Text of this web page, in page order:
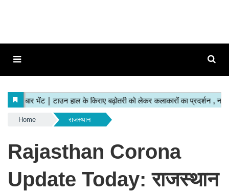
Home राजस्थान
Rajasthan Corona
Update Today: राजस्थान